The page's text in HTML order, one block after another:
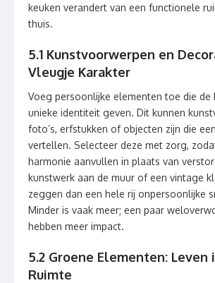
keuken verandert van een functionele
thuis.
5.1 Kunstvoorwerpen en
Vleugje Karakter
Voeg persoonlijke elementen toe die de
unieke identiteit geven. Dit kunnen
foto’s, erfstukken of objecten zijn die
vertellen. Selecteer deze met zorg,
harmonie aanvullen in plaats van
kunstwerk aan de muur of een vintage
zeggen dan een hele rij onpersoonlijke
Minder is vaak meer; een paar
hebben meer impact.
5.2 Groene Elementen: Leven
Ruimte